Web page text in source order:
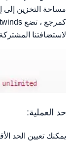
لاستضافتنا
حد العملية: